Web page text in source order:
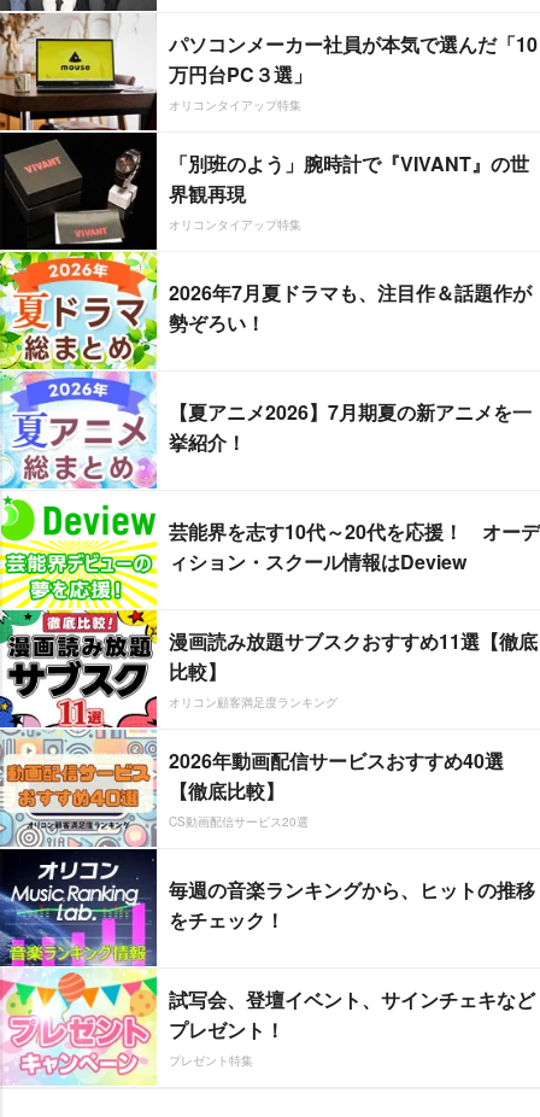
パソコンメーカー社員が本気で選んだ「10
万円台PC３選」
オリコンタイアップ特集
「別班のよう」腕時計で『VIVANT』の世
界観再現
オリコンタイアップ特集
2026年7月夏ドラマも、注目作＆話題作が
勢ぞろい！
【夏アニメ2026】7月期夏の新アニメを一
挙紹介！
芸能界を志す10代～20代を応援！ オーデ
ィション・スクール情報はDeview
漫画読み放題サブスクおすすめ11選【徹底
比較】
オリコン顧客満足度ランキング
2026年動画配信サービスおすすめ40選
【徹底比較】
CS動画配信サービス20選
毎週の音楽ランキングから、ヒットの推移
をチェック！
試写会、登壇イベント、サインチェキなど
プレゼント！
プレゼント特集